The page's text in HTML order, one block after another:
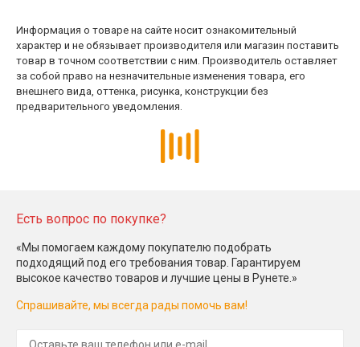
Информация о товаре на сайте носит ознакомительный
характер и не обязывает производителя или магазин поставить
товар в точном соответствии с ним. Производитель оставляет
за собой право на незначительные изменения товара, его
внешнего вида, оттенка, рисунка, конструкции без
предварительного уведомления.
Есть вопрос по покупке?
«Мы помогаем каждому покупателю подобрать
подходящий под его требования товар. Гарантируем
высокое качество товаров и лучшие цены в Рунете.»
Спрашивайте, мы всегда рады помочь вам!